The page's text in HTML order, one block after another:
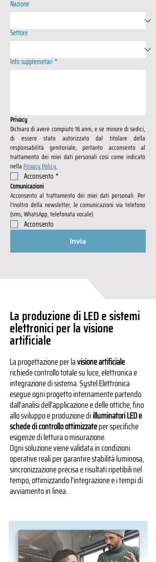
Nazione
Settore
Info supplemetari *
Privacy
Dichiaro di avere compiuto 16 anni, e se minore di sedici,
di essere stato autorizzato dal titolare della
responsabilità genitoriale, pertanto acconsento al
trattamento dei miei dati personali così come indicato
nella Privacy Policy.
Acconsento *
Comunicazioni
Acconsento al trattamento dei miei dati personali. Per
l’inoltro della newsletter, le comunicazioni via telefono
(sms, WhatsApp, telefonata vocale)
Acconsento
Invia
La produzione di LED e sistemi
elettronici per la visione
artificiale
La progettazione per lavisione artificiale
richiede controllo totale su luce, elettronica e
integrazione di sistema. Systel Elettronica
esegue ogni progetto internamente partendo
dall’analisi dell’applicazione e delle ottiche, fino
allo sviluppo e produzione diilluminatori LED e
schede di controllo ottimizzateper specifiche
esigenze di lettura o misurazione.
Ogni soluzione viene validata in condizioni
operative reali per garantire stabilità luminosa,
sincronizzazione precisa e risultati ripetibili nel
tempo, ottimizzando l'integrazione e i tempi di
avviamento in linea.